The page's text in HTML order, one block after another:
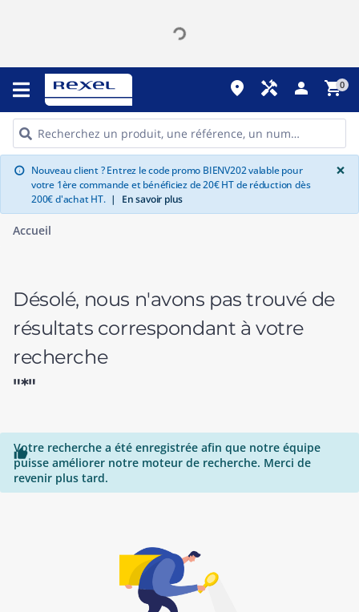
place handyman person shopping_cart0
info Nouveau client ? Entrez le code promo BIENV202 valable pour
votre 1ère commande et bénéficiez de 20€ HT de réduction dès
200€ d'achat HT. | En savoir plus
×
Accueil
Désolé, nous n'avons pas trouvé de
résultats correspondant à votre
recherche
"*"

Votre recherche a été enregistrée afin que notre équipe
puisse améliorer notre moteur de recherche. Merci de
revenir plus tard.